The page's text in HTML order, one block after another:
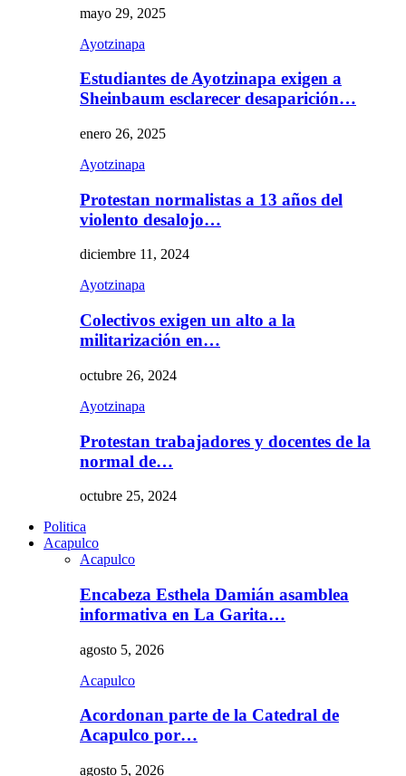
mayo 29, 2025
Ayotzinapa
Estudiantes de Ayotzinapa exigen a
Sheinbaum esclarecer desaparición…
enero 26, 2025
Ayotzinapa
Protestan normalistas a 13 años del
violento desalojo…
diciembre 11, 2024
Ayotzinapa
Colectivos exigen un alto a la
militarización en…
octubre 26, 2024
Ayotzinapa
Protestan trabajadores y docentes de la
normal de…
octubre 25, 2024
Politica
Acapulco
Acapulco
Encabeza Esthela Damián asamblea
informativa en La Garita…
agosto 5, 2026
Acapulco
Acordonan parte de la Catedral de
Acapulco por…
agosto 5, 2026